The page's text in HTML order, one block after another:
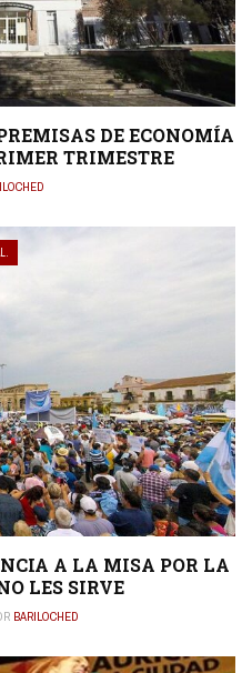
DE ECONOMÍA
TRIMESTRE
A LA MISA POR LA
LES SIRVE
BARILOCHED